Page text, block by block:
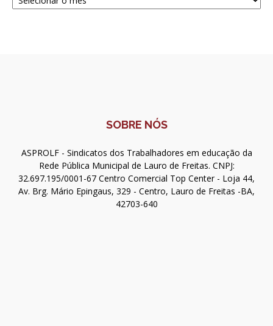
SOBRE NÓS
ASPROLF - Sindicatos dos Trabalhadores em educação da
Rede Pública Municipal de Lauro de Freitas. CNPJ:
32.697.195/0001-67 Centro Comercial Top Center - Loja 44,
Av. Brg. Mário Epingaus, 329 - Centro, Lauro de Freitas -BA,
42703-640